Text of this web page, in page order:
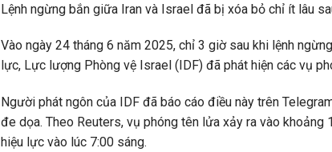
Lệnh ngừng bắn giữa Iran và Israel đã bị xóa bỏ chỉ ít lâu
Vào ngày 24 tháng 6 năm 2025, chỉ 3 giờ sau khi lệnh
lực, Lực lượng Phòng vệ Israel (IDF) đã phát hiện các vụ
Người phát ngôn của IDF đã báo cáo điều này trên
đe dọa. Theo Reuters, vụ phóng tên lửa xảy ra vào
hiệu lực vào lúc 7:00 sáng.